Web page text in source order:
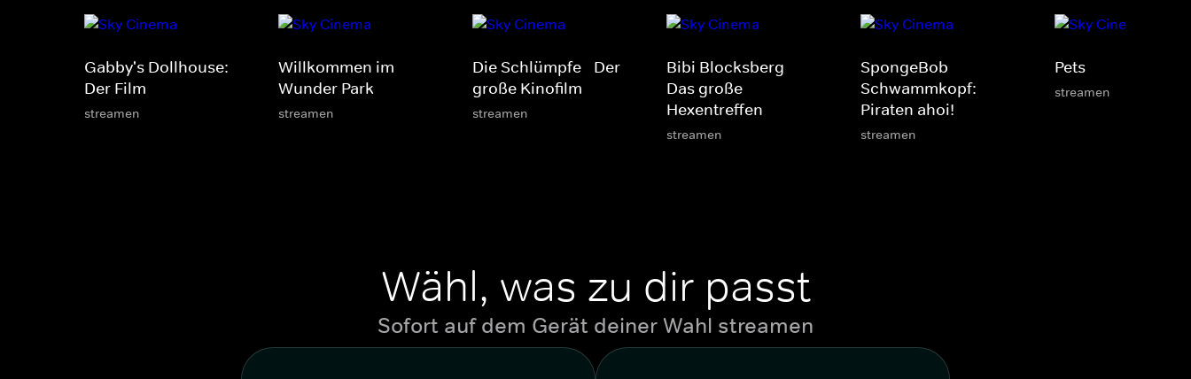
Gabby's Dollhouse:
Der Film
streamen
Willkommen im
Wunder Park
streamen
Die Schlümpfe - Der
große Kinofilm
streamen
Bibi Blocksberg -
Das große
Hexentreffen
streamen
SpongeBob
Schwammkopf:
Piraten ahoi!
streamen
Pets
streamen
Wähl, was zu dir passt
Sofort auf dem Gerät deiner Wahl streamen